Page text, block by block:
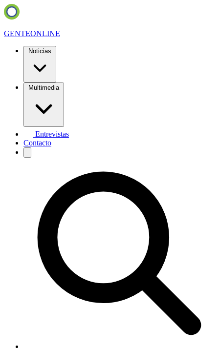
GENTEONLINE
Noticias
Multimedia
Entrevistas
Contacto